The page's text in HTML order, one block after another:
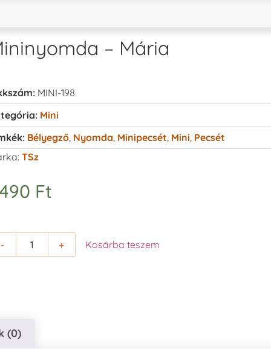
– Mária
MINI-198
Mini
Bélyegző, Nyomda Minipecsét Mini Pecsét
TSz
Ft
- + Kosárba teszem
(0)